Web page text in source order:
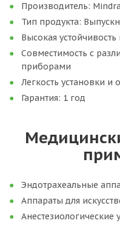
Производитель:
Тип продукта:
Высокая устойчивость
Совместимость с
приборами
Легкость установки и
Гарантия: 1 год
Эндотрахеальные
Аппараты для
Анестезиологические